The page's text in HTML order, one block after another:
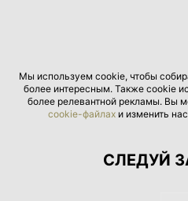
Мы используем cookie, чтобы
более интересным. Также cookie
более релевантной рекламы. Вы
cookie-файлах и изменить
СЛЕДУЙ